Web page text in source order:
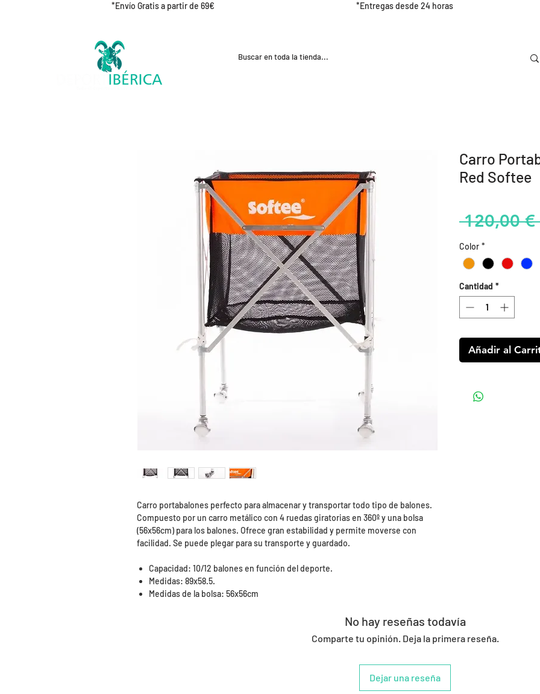
*Envío Gratis a partir de 69€ *Entregas desde 24 horas
Carro portabalones perfecto para almacenar y transportar todo tipo de balones.
Compuesto por un carro metálico con 4 ruedas giratorias en 360º y una bolsa
(56x56cm) para los balones. Ofrece gran estabilidad y permite moverse con
facilidad. Se puede plegar para su transporte y guardado.
Capacidad: 10/12 balones en función del deporte.
Medidas: 89x58.5.
Medidas de la bolsa: 56x56cm
Carro
Red Softee
120,00 €
Color *
Cantidad *
Añadir al
No hay reseñas todavía
Comparte tu opinión. Deja la primera reseña.
Dejar una reseña